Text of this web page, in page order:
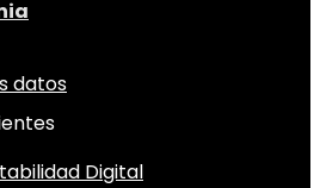
datos
Digital